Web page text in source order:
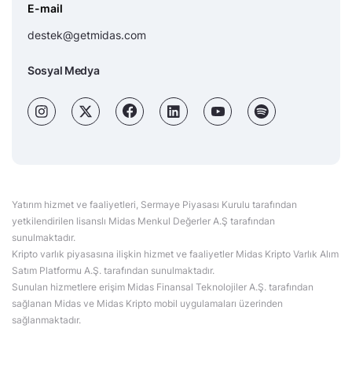
E-mail
destek@getmidas.com
Sosyal Medya
Yatırım hizmet ve faaliyetleri, Sermaye Piyasası Kurulu tarafından
yetkilendirilen lisanslı Midas Menkul Değerler A.Ş tarafından
sunulmaktadır.
Kripto varlık piyasasına ilişkin hizmet ve faaliyetler Midas Kripto Varlık Alım
Satım Platformu A.Ş. tarafından sunulmaktadır.
Sunulan hizmetlere erişim Midas Finansal Teknolojiler A.Ş. tarafından
sağlanan Midas ve Midas Kripto mobil uygulamaları üzerinden
sağlanmaktadır.